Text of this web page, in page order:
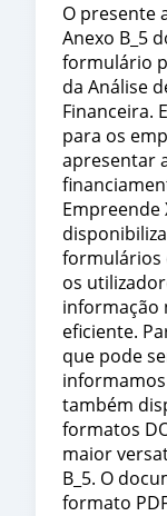
O presente
Anexo B_5
formulário
da Análise
Financeira.
para os
apresentar
Empreende
formulários
os
informação
eficiente.
que pode
também
formatos
maior
B_5. O
formato